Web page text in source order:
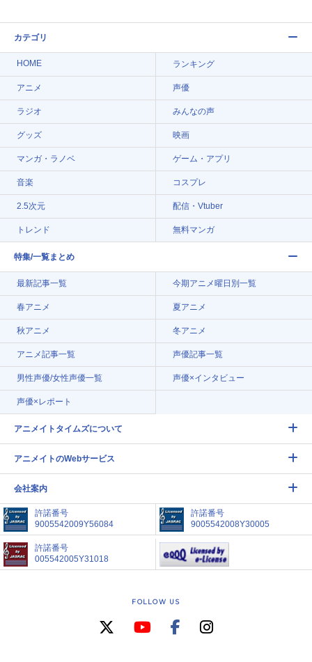
カテゴリ
HOME ランキング
アニメ 声優
ラジオ みんなの声
グッズ 映画
マンガ・ラノベ ゲーム・アプリ
音楽 コスプレ
2.5次元 配信・Vtuber
トレンド 無料マンガ
特集/一覧まとめ
最新記事一覧 今期アニメ曜日別一覧
春アニメ 夏アニメ
秋アニメ 冬アニメ
アニメ記事一覧 声優記事一覧
男性声優/女性声優一覧 声優×インタビュー
声優×レポート
アニメイトタイムズについて
アニメイトのWebサービス
会社案内
許諾番号
9005542009Y56084
許諾番号
9005542008Y30005
許諾番号
005542005Y31018
FOLLOW US